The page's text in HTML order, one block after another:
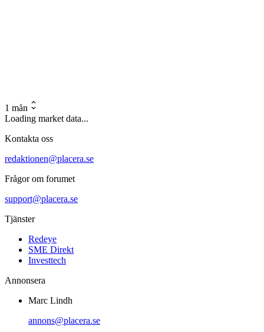
1 mån
Loading market data...
Kontakta oss
redaktionen@placera.se
Frågor om forumet
support@placera.se
Tjänster
Redeye
SME Direkt
Investtech
Annonsera
Marc Lindh
annons@placera.se